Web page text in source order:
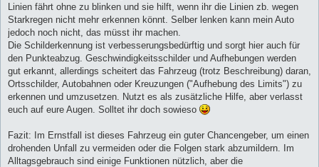
Linien fährt ohne zu blinken und sie hilft, wenn ihr die Linien zb. wegen
Starkregen nicht mehr erkennen könnt. Selber lenken kann mein Auto
jedoch noch nicht, das müsst ihr machen.
Die Schilderkennung ist verbesserungsbedürftig und sorgt hier auch für
den Punkteabzug. Geschwindigkeitsschilder und Aufhebungen werden
gut erkannt, allerdings scheitert das Fahrzeug (trotz Beschreibung) daran,
Ortsschilder, Autobahnen oder Kreuzungen ("Aufhebung des Limits") zu
erkennen und umzusetzen. Nutzt es als zusätzliche Hilfe, aber verlasst
euch auf eure Augen. Solltet ihr doch sowieso
Fazit: Im Ernstfall ist dieses Fahrzeug ein guter Chancengeber, um einen
drohenden Unfall zu vermeiden oder die Folgen stark abzumildern. Im
Alltagsgebrauch sind einige Funktionen nützlich, aber die